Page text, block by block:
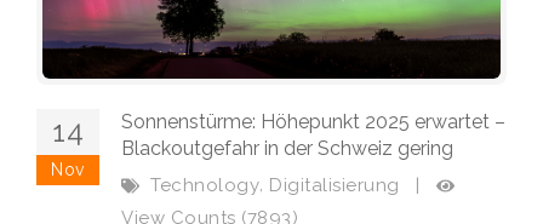
14
Nov
Sonnenstürme: Höhepunkt 2025 erwartet –
Blackoutgefahr in der Schweiz gering
Technology, Digitalisierung
|
View Counts (7893)